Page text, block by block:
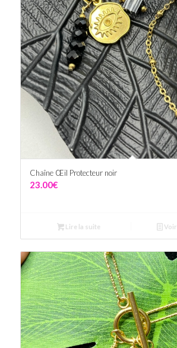
Chaîne Œil Protecteur noir
23.00€
Lire la suite